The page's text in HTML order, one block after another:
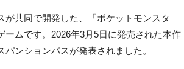
共同で開発した、『ポケットモンスタ
ムです。2026年3月5日に発売された本作
ンションパスが発表されました。